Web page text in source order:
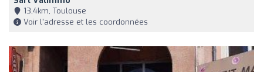
13,4km, Toulouse
Voir l'adresse et les coordonnées